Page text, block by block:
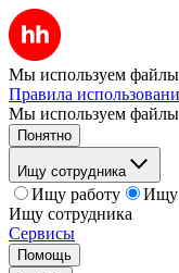
Мы используем файлы
Правила
Мы используем файлы
Понятно
Ищу сотрудника
Ищу работу
Ищу
Ищу сотрудника
Сервисы
Помощь